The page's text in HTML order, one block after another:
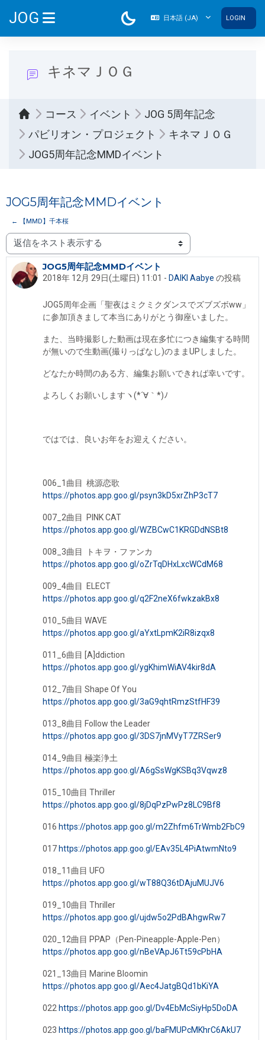
JOG 日本語 ‎(JA)‎ LOGIN
キネマＪＯＧ
コース イベント
JOG 5周年記念
パビリオン・プロジェクト
キネマＪＯＧ
JOG5周年記念MMDイベント
JOG5周年記念MMDイベント
← 【MMD】千本桜
表示モード
JOG5周年記念MMDイベント
2018年 12月 29日(土曜日) 11:01 - DAIKI Aabye の投稿
返信数: 2
JOG5周年企画「聖夜はミクミクダンスでズブズボww」
に参加頂きまして本当にありがとう御座いました。
また、当時撮影した動画は現在多忙につき編集する時間
が無いので生動画(撮りっぱなし)のままUPしました。
どなたか時間のある方、編集お願いできれば幸いです。
よろしくお願いしますヽ(*´∀｀*)ﾉ
ではでは、良いお年をお迎えください。
006_1曲目 桃源恋歌
https://photos.app.goo.gl/psyn3kD5xrZhP3cT7
007_2曲目 PINK CAT
https://photos.app.goo.gl/WZBCwC1KRGDdNSBt8
008_3曲目 トキヲ・ファンカ
https://photos.app.goo.gl/oZrTqDHxLxcWCdM68
009_4曲目 ELECT
https://photos.app.goo.gl/q2F2neX6fwkzakBx8
010_5曲目 WAVE
https://photos.app.goo.gl/aYxtLpmK2iR8izqx8
011_6曲目 [A]ddiction
https://photos.app.goo.gl/ygKhimWiAV4kir8dA
012_7曲目 Shape Of You
https://photos.app.goo.gl/3aG9qhtRmzStfHF39
013_8曲目 Follow the Leader
https://photos.app.goo.gl/3DS7jnMVyT7ZRSer9
014_9曲目 極楽浄土
https://photos.app.goo.gl/A6gSsWgKSBq3Vqwz8
015_10曲目 Thriller
https://photos.app.goo.gl/8jDqPzPwPz8LC9Bf8
016 https://photos.app.goo.gl/m2Zhfm6TrWmb2FbC9
017 https://photos.app.goo.gl/EAv35L4PiAtwmNto9
018_11曲目 UFO
https://photos.app.goo.gl/wT88Q36tDAjuMUJV6
019_10曲目 Thriller
https://photos.app.goo.gl/ujdw5o2PdBAhgwRw7
020_12曲目 PPAP（Pen-Pineapple-Apple-Pen）
https://photos.app.goo.gl/nBeVApJ6Tt59cPbHA
021_13曲目 Marine Bloomin
https://photos.app.goo.gl/Aec4JatgBQd1bKiYA
022 https://photos.app.goo.gl/Dv4EbMcSiyHp5DoDA
023 https://photos.app.goo.gl/baFMUPcMKhrC6AkU7